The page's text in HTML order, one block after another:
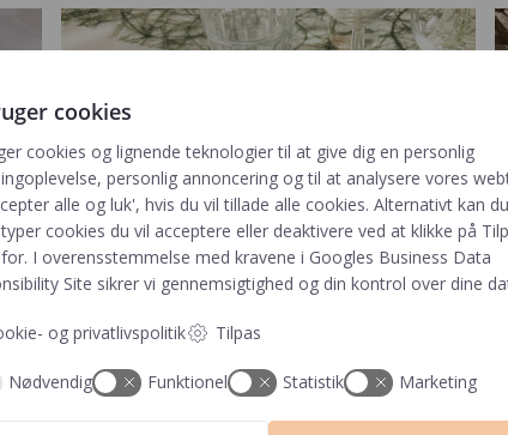
cookies
cookies og lignende teknologier til at give dig en personlig
personlig annoncering og til at analysere vores
alle og luk', hvis du vil tillade alle cookies. Alternativt kan
cookies du vil acceptere eller deaktivere ved at klikke på
I overensstemmelse med kravene i Googles Business Data
Site sikrer vi gennemsigtighed og din kontrol over dine
og privatlivspolitik Tilpas
Nødvendig Funktionel Statistik Marketing